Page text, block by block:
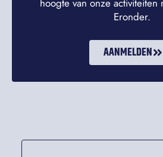
hoogte van onze activiteiten
Eronder.
AANMELDEN